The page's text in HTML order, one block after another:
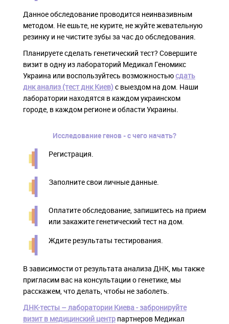
Данное обследование проводится неинвазивным
методом. Не ешьте, не курите, не жуйте жевательную
резинку и не чистите зубы за час до обследования.
Планируете сделать генетический тест? Совершите
визит в одну из лабораторий Медикал Геномикс
Украина или воспользуйтесь возможностьюсдать
днк анализ (тест днк Киев)с выездом на дом. Наши
лаборатории находятся в каждом украинском
городе, в каждом регионе и области Украины.
Исследование генов - с чего начать?
Регистрация.
Заполните свои личные данные.
Оплатите обследование, запишитесь на прием
или закажите генетический тест на дом.
Ждите результаты тестирования.
В зависимости от результата анализа ДНК, мы также
пригласим вас на консультации о генетике, мы
расскажем, что делать, чтобы не заболеть.
ДНК-тесты – лаборатории Киева - забронируйте
визит в медицинский центр партнеров Медикал